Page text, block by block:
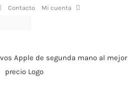
Contacto Mi cuenta